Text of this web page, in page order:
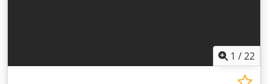
1 /22